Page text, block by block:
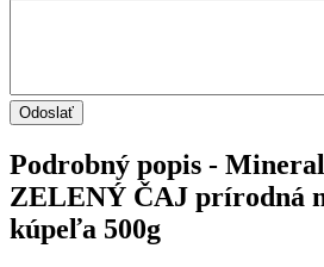
Podrobný popis -
ZELENÝ ČAJ prírodná
kúpeľa 500g